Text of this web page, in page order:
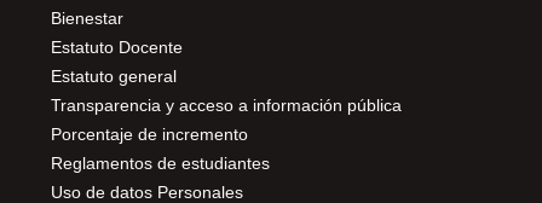
Bienestar
Estatuto Docente
Estatuto general
Transparencia y acceso a información pública
Porcentaje de incremento
Reglamentos de estudiantes
Uso de datos Personales